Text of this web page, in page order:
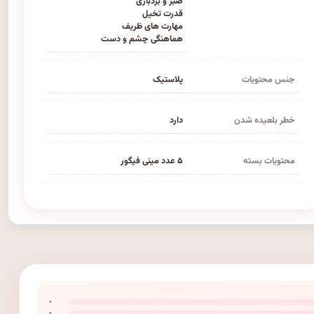
قدرت تخیل
مهارت های ظریف
هماهنگی چشم و دست
جنس محتویات پلاستیک
خطر بلعیده شدن دارد
محتویات بسته ۵ عدد مینی فیگور
۰